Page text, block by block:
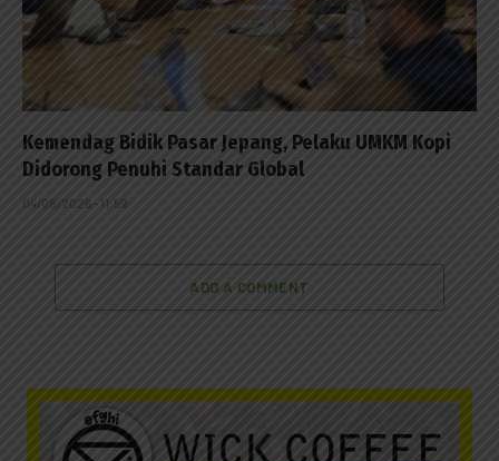
Kemendag Bidik Pasar Jepang, Pelaku UMKM Kopi
Didorong Penuhi Standar Global
04/08/2026 - 11:59
ADD A COMMENT